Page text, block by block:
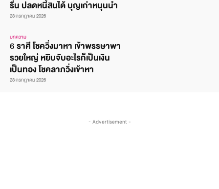
รื่น ปลดหนี้สินได้ บุญเก่าหนุนนำ
28 กรกฎาคม 2026
บทความ
6 ราศี โชควิ่งมาหา เข้าพรรษาพา
รวยใหญ่ หยิบจับอะไรก็เป็นเงิน
เป็นทอง โชคลาภวิ่งเข้าหา
28 กรกฎาคม 2026
- Advertisement -